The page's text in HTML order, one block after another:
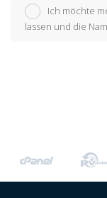
Ich möchte
lassen und die